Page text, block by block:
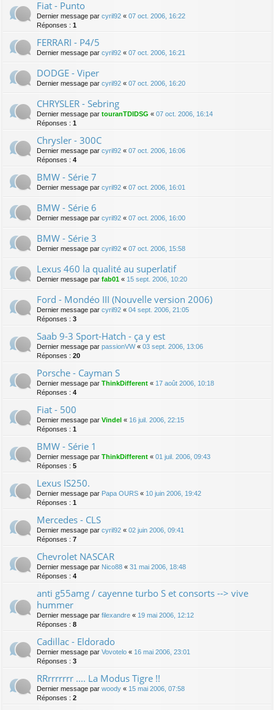
Fiat - Punto
Dernier message par cyril92 « 07 oct. 2006, 16:22
Réponses : 1
FERRARI - P4/5
Dernier message par cyril92 « 07 oct. 2006, 16:21
DODGE - Viper
Dernier message par cyril92 « 07 oct. 2006, 16:20
CHRYSLER - Sebring
Dernier message par touranTDIDSG « 07 oct. 2006, 16:14
Réponses : 1
Chrysler - 300C
Dernier message par cyril92 « 07 oct. 2006, 16:06
Réponses : 4
BMW - Série 7
Dernier message par cyril92 « 07 oct. 2006, 16:01
BMW - Série 6
Dernier message par cyril92 « 07 oct. 2006, 16:00
BMW - Série 3
Dernier message par cyril92 « 07 oct. 2006, 15:58
Lexus 460 la qualité au superlatif
Dernier message par fab01 « 15 sept. 2006, 10:20
Ford - Mondéo III (Nouvelle version 2006)
Dernier message par cyril92 « 04 sept. 2006, 21:05
Réponses : 3
Saab 9-3 Sport-Hatch - ça y est
Dernier message par passionVW« 03 sept. 2006, 13:06
Réponses : 20
Porsche - Cayman S
Dernier message par ThinkDifferent « 17 août 2006, 10:18
Réponses : 4
Fiat - 500
Dernier message par Vindel « 16 juil. 2006, 22:15
Réponses : 1
BMW - Série 1
Dernier message par ThinkDifferent « 01 juil. 2006, 09:43
Réponses : 5
Lexus IS250.
Dernier message par Papa OURS « 10 juin 2006, 19:42
Réponses : 1
Mercedes - CLS
Dernier message par cyril92 « 02 juin 2006, 09:41
Réponses : 7
Chevrolet NASCAR
Dernier message par Nico88 « 31 mai 2006, 18:48
Réponses : 4
anti g55amg / cayenne turbo S et consorts --> vive
hummer
Dernier message par filexandre « 19 mai 2006, 12:12
Réponses : 8
Cadillac - Eldorado
Dernier message par Vovotelo « 16 mai 2006, 23:01
Réponses : 3
RRrrrrrrr .... La Modus Tigre !!
Dernier message par woody « 15 mai 2006, 07:58
Réponses : 2